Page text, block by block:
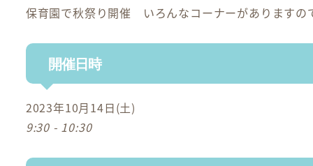
保育園で秋祭り開催 いろんなコーナーがありますの
開催日時
2023年10月14日(土)
9:30 - 10:30